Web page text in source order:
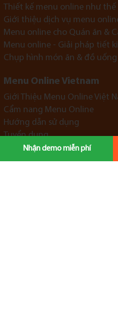
Thiết kế menu online như thế
Giới thiệu dịch vụ menu
Menu online cho Quán ăn &
Menu online - Giải pháp tiết
Chụp hình món ăn & đồ
Menu Online Vietnam
Giới Thiệu Menu Online Việt
Cẩm nang Menu Online
Hướng dẫn sử dụng
Tuyển dụng
Điều khoản sử dụng
Liên hệ Menu Online Việt Nam
Nhận demo miễn phí